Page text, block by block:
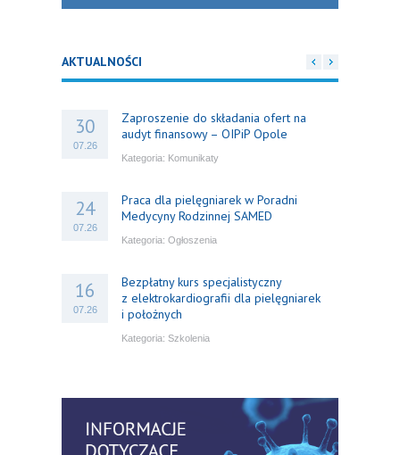
AKTUALNOŚCI
30
07.26
Zaproszenie do składania ofert na
audyt finansowy – OIPiP Opole
Kategoria: Komunikaty
24
07.26
Praca dla pielęgniarek w Poradni
Medycyny Rodzinnej SAMED
Kategoria: Ogłoszenia
16
07.26
Bezpłatny kurs specjalistyczny
z elektrokardiografii dla pielęgniarek
i położnych
Kategoria: Szkolenia
praktyki – aktualny konsensus ekspertów
w dostępie naczyniowym
Kategoria:Szkolenia